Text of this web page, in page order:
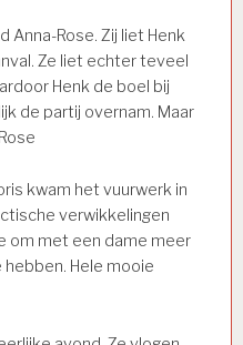
Anna-Rose. Zij liet Henk
Ze liet echter teveel
Henk de boel bij
de partij overnam. Maar
kwam het vuurwerk in
verwikkelingen
om met een dame meer
Hele mooie